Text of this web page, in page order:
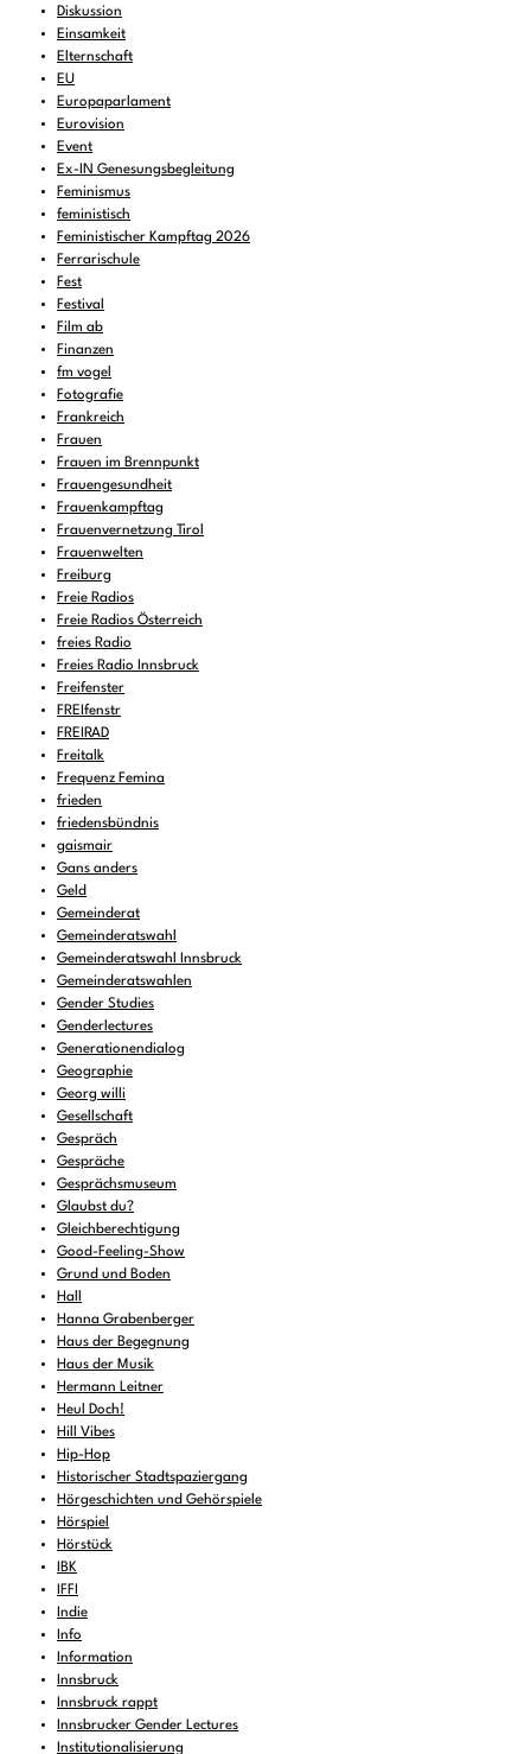
Diskussion
Einsamkeit
Elternschaft
EU
Europaparlament
Eurovision
Event
Ex-IN Genesungsbegleitung
Feminismus
feministisch
Feministischer Kampftag 2026
Ferrarischule
Fest
Festival
Film ab
Finanzen
fm vogel
Fotografie
Frankreich
Frauen
Frauen im Brennpunkt
Frauengesundheit
Frauenkampftag
Frauenvernetzung Tirol
Frauenwelten
Freiburg
Freie Radios
Freie Radios Österreich
freies Radio
Freies Radio Innsbruck
Freifenster
FREIfenstr
FREIRAD
Freitalk
Frequenz Femina
frieden
friedensbündnis
gaismair
Gans anders
Geld
Gemeinderat
Gemeinderatswahl
Gemeinderatswahl Innsbruck
Gemeinderatswahlen
Gender Studies
Genderlectures
Generationendialog
Geographie
Georg willi
Gesellschaft
Gespräch
Gespräche
Gesprächsmuseum
Glaubst du?
Gleichberechtigung
Good-Feeling-Show
Grund und Boden
Hall
Hanna Grabenberger
Haus der Begegnung
Haus der Musik
Hermann Leitner
Heul Doch!
Hill Vibes
Hip-Hop
Historischer Stadtspaziergang
Hörgeschichten und Gehörspiele
Hörspiel
Hörstück
IBK
IFFI
Indie
Info
Information
Innsbruck
Innsbruck rappt
Innsbrucker Gender Lectures
Institutionalisierung